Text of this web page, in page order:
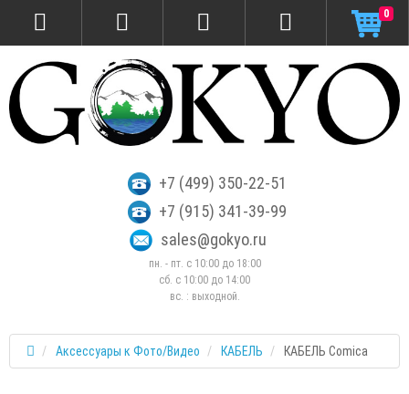
+7 (499) 350-22-51
+7 (915) 341-39-99
sales@gokyo.ru
пн. - пт. с 10:00 до 18:00
сб. c 10:00 до 14:00
вс. : выходной.
0
Аксессуары к Фото/Видео КАБЕЛЬ КАБЕЛЬ Comica